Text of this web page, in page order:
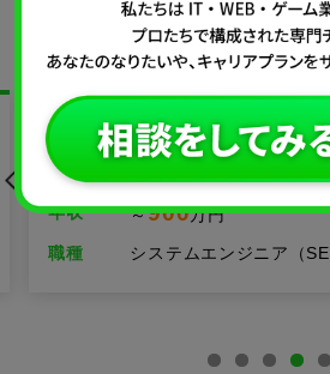
えたうえで、質の高いポートフォリ
ートフォリオ作成のコツは後述してい
バックエンドエンジニア【日本最
トを運営】
年収 ～900万円
職種
システムエンジニア（SE